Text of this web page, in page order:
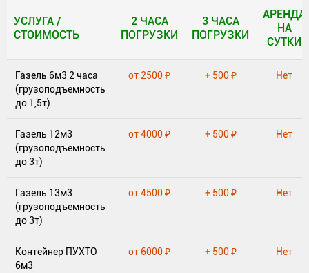
УСЛУГА /
СТОИМОСТЬ
2 ЧАСА
ПОГРУЗКИ
3 ЧАСА
ПОГРУЗКИ
АРЕНДА
НА
СУТКИ
СТОИМОСТЬ
ПОГРУЗКИ
ПОГРУЗКИ
НА
Газель 6м3 2 часа
(грузоподъемность
до 1,5т)
от 2500 ₽ + 500 ₽ Нет
Газель 12м3
(грузоподъемность
до 3т)
от 4000 ₽ + 500 ₽ Нет
Газель 13м3
(грузоподъемность
до 3т)
от 4500 ₽ + 500 ₽ Нет
Контейнер ПУХТО
6м3
от 6000 ₽ + 500 ₽ Нет